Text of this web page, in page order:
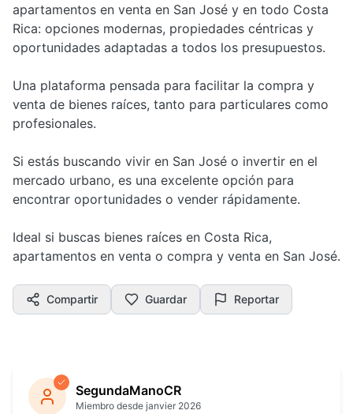
apartamentos en venta en San José y en todo Costa
Rica: opciones modernas, propiedades céntricas y
oportunidades adaptadas a todos los presupuestos.
Una plataforma pensada para facilitar la compra y
venta de bienes raíces, tanto para particulares como
profesionales.
Si estás buscando vivir en San José o invertir en el
mercado urbano, es una excelente opción para
encontrar oportunidades o vender rápidamente.
Ideal si buscas bienes raíces en Costa Rica,
apartamentos en venta o compra y venta en San José.
Compartir Guardar Reportar
SegundaManoCR
Miembro desde janvier 2026